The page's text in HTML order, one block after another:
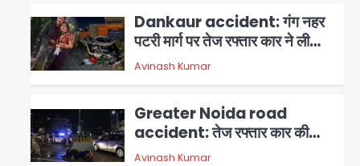
3 Avinash Kumar
4
Greater Noida road
accident: तेज रफ्तार कार की
मौत, परिवारों में मातम
Avinash Kumar
Iljin fire accident: इलजिन